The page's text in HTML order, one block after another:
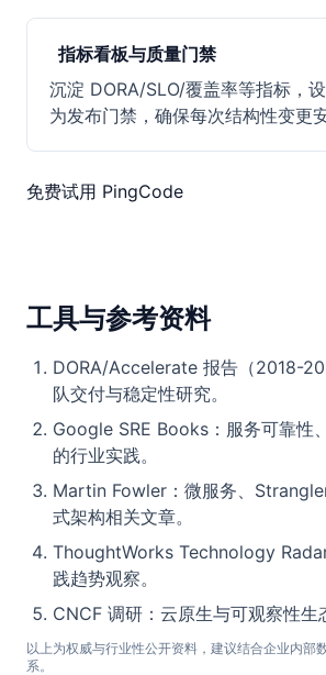
指标看板与质量门禁
沉淀 DORA/SLO/覆盖率等指标，
为发布门禁，确保每次结构性变更
免费试用 PingCode
工具与参考资料
DORA/Accelerate 报告（2018-
队交付与稳定性研究。
Google SRE Books：服务可靠性
的行业实践。
Martin Fowler：微服务、
式架构相关文章。
ThoughtWorks Technology
践趋势观察。
CNCF 调研：云原生与可观察性生
以上为权威与行业性公开资料，建议结合企业内部
系。